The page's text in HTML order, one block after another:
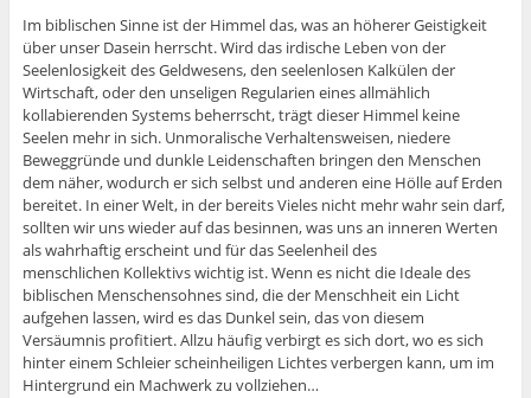
Im biblischen Sinne ist der Himmel das, was an höherer Geistigkeit
über unser Dasein herrscht. Wird das irdische Leben von der
Seelenlosigkeit des Geldwesens, den seelenlosen Kalkülen der
Wirtschaft, oder den unseligen Regularien eines allmählich
kollabierenden Systems beherrscht, trägt dieser Himmel keine
Seelen mehr in sich. Unmoralische Verhaltensweisen, niedere
Beweggründe und dunkle Leidenschaften bringen den Menschen
dem näher, wodurch er sich selbst und anderen eine Hölle auf Erden
bereitet. In einer Welt, in der bereits Vieles nicht mehr wahr sein darf,
sollten wir uns wieder auf das besinnen, was uns an inneren Werten
als wahrhaftig erscheint und für das Seelenheil des
menschlichen Kollektivs wichtig ist. Wenn es nicht die Ideale des
biblischen Menschensohnes sind, die der Menschheit ein Licht
aufgehen lassen, wird es das Dunkel sein, das von diesem
Versäumnis profitiert. Allzu häufig verbirgt es sich dort, wo es sich
hinter einem Schleier scheinheiligen Lichtes verbergen kann, um im
Hintergrund ein Machwerk zu vollziehen…